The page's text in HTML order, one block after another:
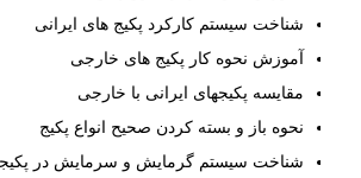
شناخت سیستم کارکرد پکیج های ایرانی
آموزش نحوه کار پکیج های خارجی
مقایسه پکیجهای ایرانی با خارجی
نحوه باز و بسته کردن صحیح انواع پکیج
شناخت سیستم گرمایش و سرمایش در